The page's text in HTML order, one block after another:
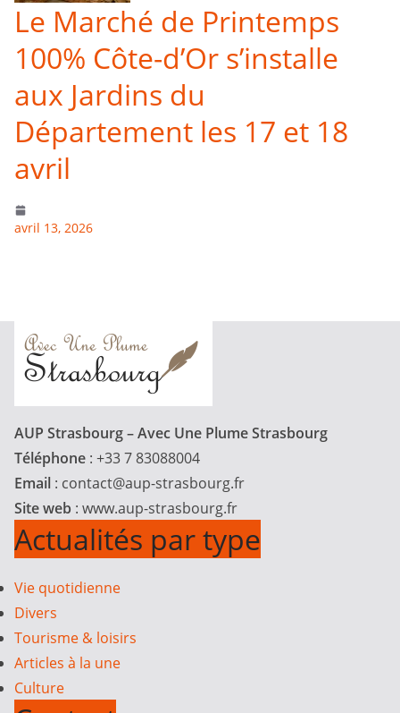
Le Marché de Printemps
100% Côte-d’Or s’installe
aux Jardins du
Département les 17 et 18
avril
avril 13, 2026
AUP Strasbourg – Avec Une Plume Strasbourg
Téléphone : +33 7 83088004
Email : contact@aup-strasbourg.fr
Site web : www.aup-strasbourg.fr
Actualités par type
Vie quotidienne
Divers
Tourisme & loisirs
Articles à la une
Culture